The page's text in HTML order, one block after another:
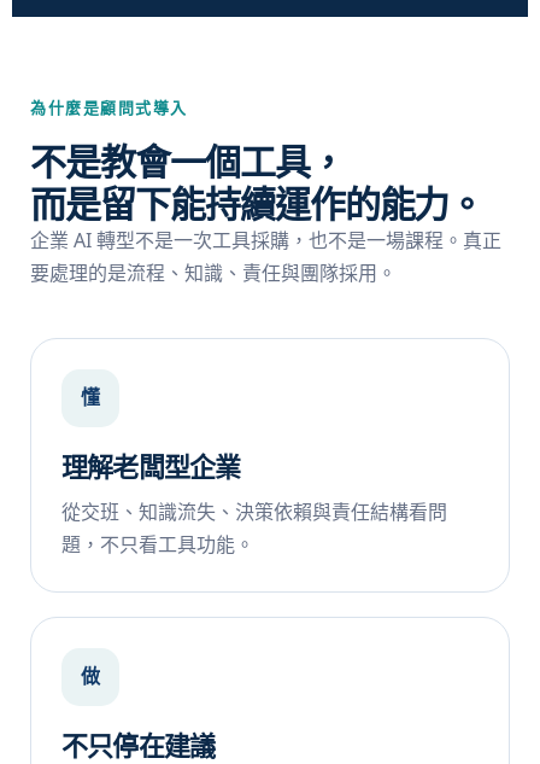
為什麼是顧問式導入
不是教會一個工具，
而是留下能持續運作的能力。
企業 AI 轉型不是一次工具採購，也不是一場課程。真正
要處理的是流程、知識、責任與團隊採用。
懂
理解老闆型企業
從交班、知識流失、決策依賴與責任結構看問
題，不只看工具功能。
做
不只停在建議